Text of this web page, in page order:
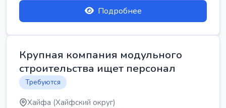
Подробнее
Крупная компания модульного
строительства ищет персонал
Требуются
Хайфа (Хайфский округ)